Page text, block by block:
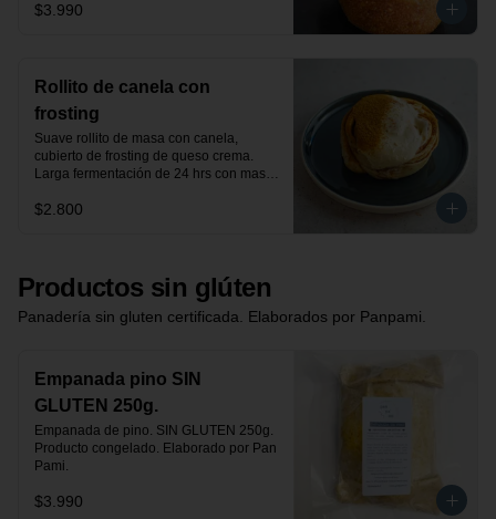
24 horas de fermentación.
$3.990
Rollito de canela con
frosting
Suave rollito de masa con canela,
cubierto de frosting de queso crema.
Larga fermentación de 24 hrs con masa
$2.800
Productos sin glúten
Panadería sin gluten certificada. Elaborados por Panpami.
Empanada pino SIN
GLUTEN 250g.
Empanada de pino. SIN GLUTEN 250g.
Producto congelado. Elaborado por Pan
Pami.
$3.990